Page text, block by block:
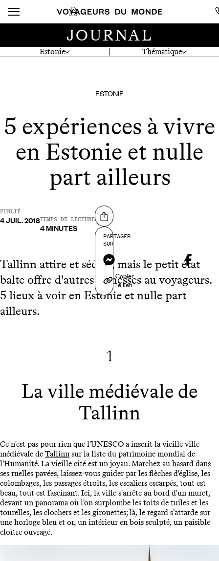
Estonie Thématique
JOURNAL
ESTONIE
5 expériences à vivre
en Estonie et nulle
part ailleurs
PUBLIÉ
4 JUIL. 2018TEMPS DE LECTURE
4 MINUTES
Partager sur
PARTAGER
SUR
Messenger
Copier
le lien
Tallinn attire et séduit, mais le petit état
balte offre d'autres richesses au voyageurs.
5 lieux à voir en Estonie et nulle part
ailleurs.
1
La ville médiévale de
Tallinn
Ce n'est pas pour rien que l'UNESCO a inscrit la vieille ville
médiévale de Tallinn sur la liste du patrimoine mondial de
l'Humanité. La vieille cité est un joyau. Marchez au hasard dans
ses ruelles pavées, laissez-vous guider par les flèches d'église, les
colombages, les passages étroits, les escaliers escarpés, tout est
beau, tout est fascinant. Ici, la ville s'arrête au bord d'un muret,
devant un panorama où l'on surplombe les toits de tuiles et les
tourelles, les clochers et les girouettes; là, le regard s’attarde sur
une horloge bleu et or, un intérieur en bois sculpté, un paisible
cloître ouvragé.